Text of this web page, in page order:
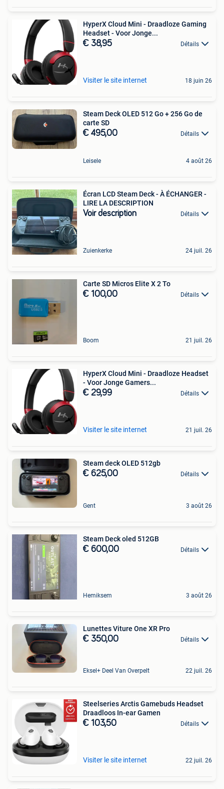
HyperX Cloud Mini - Draadloze Gaming
Headset - Voor Jonge...
€ 38,95 Détails
Visiter le site internet 18 juin 26
Steam Deck OLED 512 Go + 256 Go de
carte SD
€ 495,00 Détails
Leisele 4 août 26
Écran LCD Steam Deck - À ÉCHANGER -
LIRE LA DESCRIPTION
Voir description Détails
Zuienkerke 24 juil. 26
Carte SD Micros Elite X 2 To
€ 100,00 Détails
Boom 21 juil. 26
HyperX Cloud Mini - Draadloze Headset
- Voor Jonge Gamers...
€ 29,99 Détails
Visiter le site internet 21 juil. 26
Steam deck OLED 512gb
€ 625,00 Détails
Gent 3 août 26
Steam Deck oled 512GB
€ 600,00 Détails
Hemiksem 3 août 26
Lunettes Viture One XR Pro
€ 350,00 Détails
Eksel+ Deel Van Overpelt 22 juil. 26
Steelseries Arctis Gamebuds Headset
Draadloos In-ear Gamen
€ 103,50 Détails
Visiter le site internet 22 juil. 26